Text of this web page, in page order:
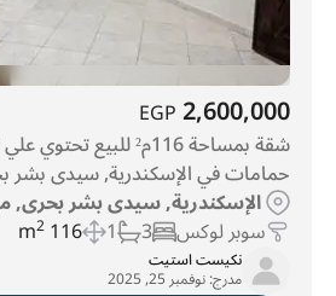
2,600,000
EGP
حمامات في الإسكندرية, سيدى بشر
الإسكندرية, سيدى بشر بحرى,
سوبر لوكس 3
1
116 m
2
نكيست استيت
مدرج:نوفمبر 25, 2025